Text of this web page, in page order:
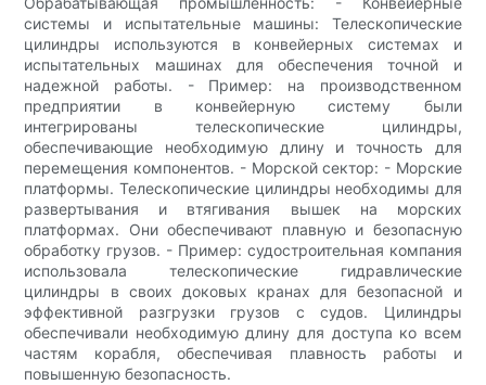
системы и испытательные машины: Телескопические
цилиндры используются в конвейерных системах и
испытательных машинах для обеспечения точной и
надежной работы. - Пример: на производственном
предприятии в конвейерную систему были
интегрированы телескопические цилиндры,
обеспечивающие необходимую длину и точность для
перемещения компонентов. - Морской сектор: - Морские
платформы. Телескопические цилиндры необходимы для
развертывания и втягивания вышек на морских
платформах. Они обеспечивают плавную и безопасную
обработку грузов. - Пример: судостроительная компания
использовала телескопические гидравлические
цилиндры в своих доковых кранах для безопасной и
эффективной разгрузки грузов с судов. Цилиндры
обеспечивали необходимую длину для доступа ко всем
частям корабля, обеспечивая плавность работы и
повышенную безопасность.